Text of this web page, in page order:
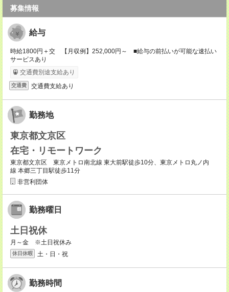
募集情報
給与
時給1800円＋交 【月収例】252,000円～ ■給与の前払いが可能な速払い
サービスあり
交通費別途支給あり
交通費 交通費支給あり
勤務地
東京都文京区
在宅・リモートワーク
東京都文京区 東京メトロ南北線 東大前駅徒歩10分、東京メトロ丸ノ内
線 本郷三丁目駅徒歩11分
非営利団体
勤務曜日
土日祝休
月～金 ※土日祝休み
休日休暇 土・日・祝
勤務時間